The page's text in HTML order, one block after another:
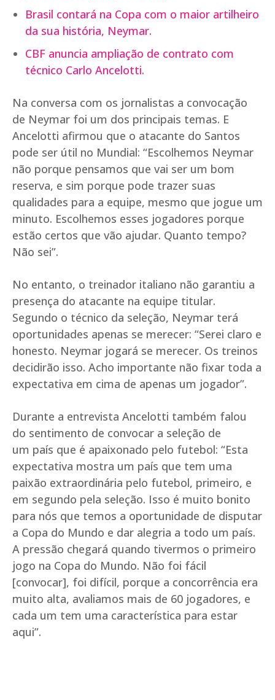
Brasil contará na Copa com o maior artilheiro
da sua história, Neymar.
CBF anuncia ampliação de contrato com
técnico Carlo Ancelotti.
Na conversa com os jornalistas a convocação
de Neymar foi um dos principais temas. E
Ancelotti afirmou que o atacante do Santos
pode ser útil no Mundial: “Escolhemos Neymar
não porque pensamos que vai ser um bom
reserva, e sim porque pode trazer suas
qualidades para a equipe, mesmo que jogue um
minuto. Escolhemos esses jogadores porque
estão certos que vão ajudar. Quanto tempo?
Não sei”.
No entanto, o treinador italiano não garantiu a
presença do atacante na equipe titular.
Segundo o técnico da seleção, Neymar terá
oportunidades apenas se merecer: “Serei claro e
honesto. Neymar jogará se merecer. Os treinos
decidirão isso. Acho importante não fixar toda a
expectativa em cima de apenas um jogador”.
Durante a entrevista Ancelotti também falou
do sentimento de convocar a seleção de
um país que é apaixonado pelo futebol: “Esta
expectativa mostra um país que tem uma
paixão extraordinária pelo futebol, primeiro, e
em segundo pela seleção. Isso é muito bonito
para nós que temos a oportunidade de disputar
a Copa do Mundo e dar alegria a todo um país.
A pressão chegará quando tivermos o primeiro
jogo na Copa do Mundo. Não foi fácil
[convocar], foi difícil, porque a concorrência era
muito alta, avaliamos mais de 60 jogadores, e
cada um tem uma característica para estar
aqui”.